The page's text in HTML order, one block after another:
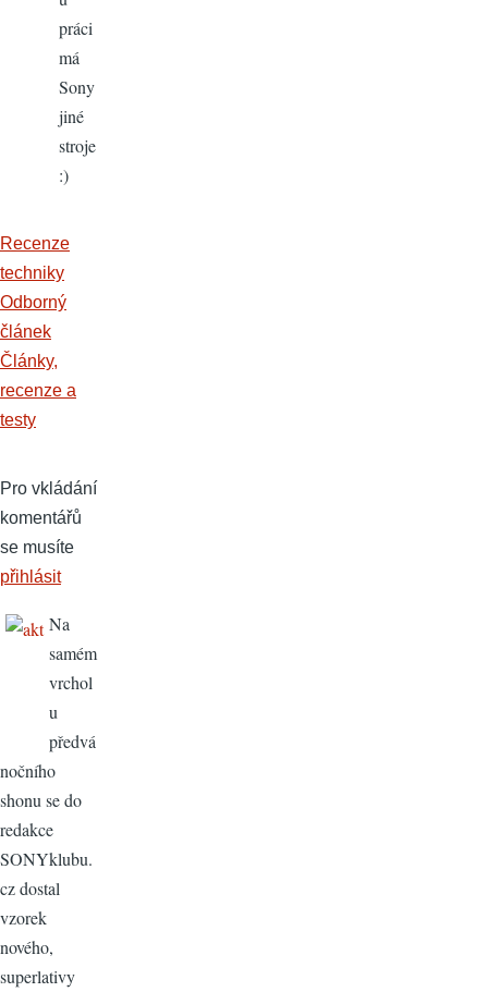
práci
má
Sony
jiné
stroje
:)
Recenze
techniky
Odborný
článek
Články,
recenze a
testy
Pro vkládání
komentářů
se musíte
přihlásit
Na
samém
vrchol
u
předvá
nočního
shonu se do
redakce
SONYklubu.
cz dostal
vzorek
nového,
superlativy